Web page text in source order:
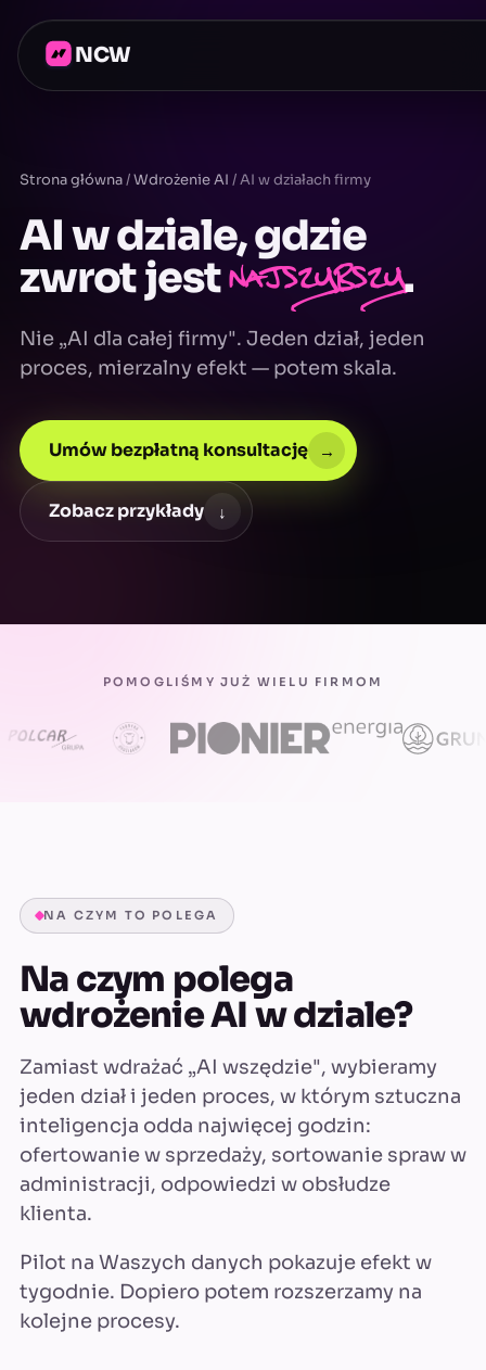
NCW
Strona główna/Wdrożenie AI /AI w działach firmy
AI w dziale, gdzie
zwrot jestnajszybszy.
Nie „AI dla całej firmy". Jeden dział, jeden
proces, mierzalny efekt — potem skala.
Umów bezpłatną konsultację →
Zobacz przykłady ↓
POMOGLIŚMY JUŻ WIELU FIRMOM
NA CZYM TO POLEGA
Na czym polega
wdrożenie AI w dziale?
Zamiast wdrażać „AI wszędzie", wybieramy
jeden dział i jeden proces, w którym sztuczna
inteligencja odda najwięcej godzin:
ofertowanie w sprzedaży, sortowanie spraw w
administracji, odpowiedzi w obsłudze
klienta.
Pilot na Waszych danych pokazuje efekt w
tygodnie. Dopiero potem rozszerzamy na
kolejne procesy.